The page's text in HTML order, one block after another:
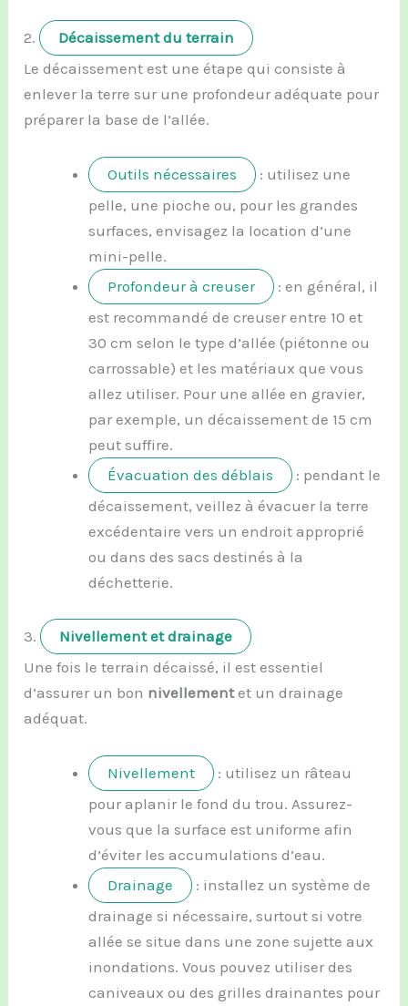
2.
Décaissement du terrain
Le décaissement est une étape qui consiste à
enlever la terre sur une profondeur adéquate pour
préparer la base de l’allée.
Outils nécessaires
: utilisez une
pelle, une pioche ou, pour les grandes
surfaces, envisagez la location d’une
mini-pelle.
Profondeur à creuser
: en général, il
est recommandé de creuser entre 10 et
30 cm selon le type d’allée (piétonne ou
carrossable) et les matériaux que vous
allez utiliser. Pour une allée en gravier,
par exemple, un décaissement de 15 cm
peut suffire.
Évacuation des déblais
: pendant le
décaissement, veillez à évacuer la terre
excédentaire vers un endroit approprié
ou dans des sacs destinés à la
déchetterie.
3.
Nivellement et drainage
Une fois le terrain décaissé, il est essentiel
d’assurer un bon nivellementet un drainage
adéquat.
Nivellement
: utilisez un râteau
pour aplanir le fond du trou. Assurez-
vous que la surface est uniforme afin
d’éviter les accumulations d’eau.
Drainage
: installez un système de
drainage si nécessaire, surtout si votre
allée se situe dans une zone sujette aux
inondations. Vous pouvez utiliser des
caniveaux ou des grilles drainantes pour